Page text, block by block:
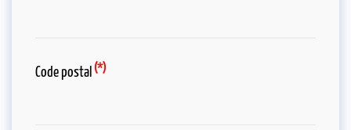
Code postal (*)